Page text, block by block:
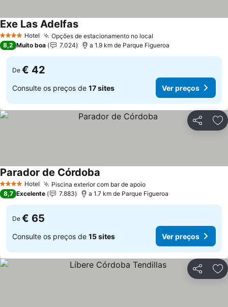
4 EstrelasHotel Opções de estacionamento no local
Exe Las Adelfas
8,2 Muito boa 7.024 a 1.9 km de Parque Figueroa
De € 42
Consulte os preços de 17 sites Ver preços
Partilhar
4 EstrelasHotel Piscina exterior com bar de apoio
Parador de Córdoba
8,7 Excelente 7.883 a 1.7 km de Parque Figueroa
De € 65
Consulte os preços de 15 sites Ver preços
Partilhar